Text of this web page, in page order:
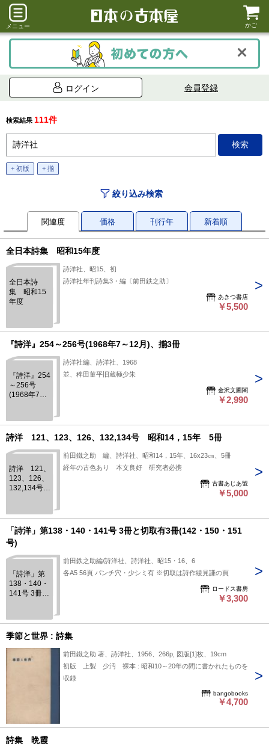
メニュー かご
ログイン 会員登録
検索結果 111件
+ 初版 + 揃
絞り込み検索
関連度 価格 刊行年 新着順
全日本詩集 昭和15年度
全日本詩
集 昭和15
年度
詩洋社、昭15、初
詩洋社年刊詩集3・編〔前田鉄之助〕
あきつ書店
￥5,500
『詩洋』254～256号(1968年7～12月)、揃3冊
『詩洋』254
～256号
(1968年7～
詩洋社編、詩洋社、1968
並、稗田菫平旧蔵極少朱
金沢文圃閣
￥2,990
詩洋 121、123、126、132,134号 昭和14，15年 5冊
詩洋 121、
123、126、
132,134号
前田鐵之助 編、詩洋社、昭和14，15年、16x23㎝、5冊
経年の古色あり 本文良好 研究者必携
古書あじあ號
￥5,000
「詩洋」第138・140・141号 3冊と切取有3冊(142・150・151
号)
「詩洋」第
138・140・
141号 3冊と
150・151
号)
前田鉄之助編/詩洋社、詩洋社、昭15・16、6
各A5 56頁 パンチ穴・少シミ有 ※切取は詩作綾見謙の頁
ロードス書房
￥3,300
季節と世界 : 詩集
前田鐵之助 著、詩洋社、1956、266p, 図版[1]枚、19cm
初版 上製 少汚 裸本 : 昭和10～20年の間に書かれたものを
収録
bangobooks
￥4,700
詩集 晩霞